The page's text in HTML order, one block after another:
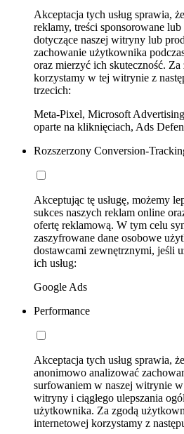
Akceptacja tych usług sprawia,
reklamy, treści sponsorowane
dotyczące naszej witryny lub
zachowanie użytkownika
oraz mierzyć ich skuteczność.
korzystamy w tej witrynie z
trzecich:
Meta-Pixel, Microsoft
oparte na kliknięciach, Ads
Rozszerzony Conversion-
Akceptując tę usługę, możemy
sukces naszych reklam online
ofertę reklamową. W tym celu
zaszyfrowane dane osobowe
dostawcami zewnętrznymi, jeśli
ich usług:
Google Ads
Performance
Akceptacja tych usług sprawia,
anonimowo analizować
surfowaniem w naszej witrynie
witryny i ciągłego ulepszania
użytkownika. Za zgodą
internetowej korzystamy z